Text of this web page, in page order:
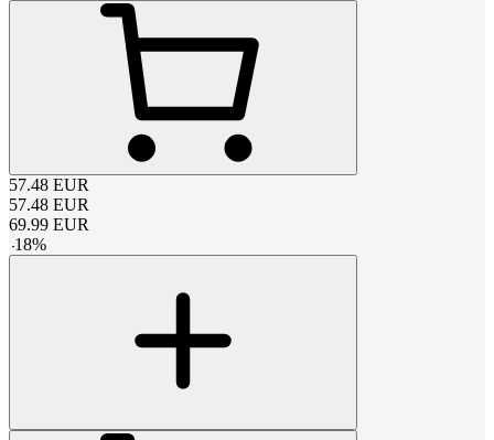
57.48 EUR
57.48 EUR
69.99 EUR
-18%